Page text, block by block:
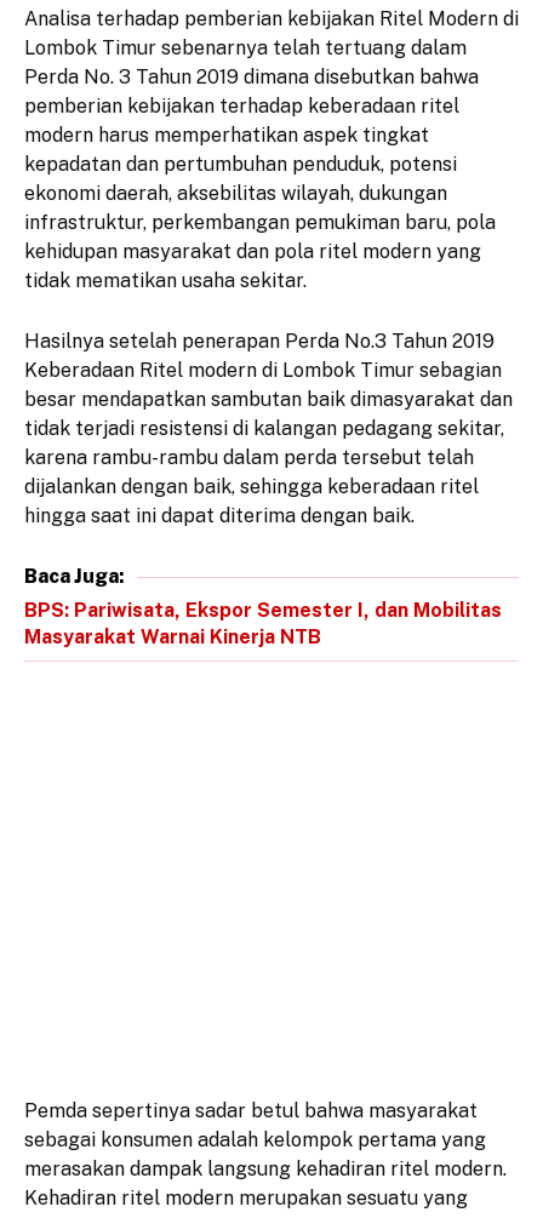
Analisa terhadap pemberian kebijakan Ritel Modern di
Lombok Timur sebenarnya telah tertuang dalam
Perda No. 3 Tahun 2019 dimana disebutkan bahwa
pemberian kebijakan terhadap keberadaan ritel
modern harus memperhatikan aspek tingkat
kepadatan dan pertumbuhan penduduk, potensi
ekonomi daerah, aksebilitas wilayah, dukungan
infrastruktur, perkembangan pemukiman baru, pola
kehidupan masyarakat dan pola ritel modern yang
tidak mematikan usaha sekitar.
Hasilnya setelah penerapan Perda No.3 Tahun 2019
Keberadaan Ritel modern di Lombok Timur sebagian
besar mendapatkan sambutan baik dimasyarakat dan
tidak terjadi resistensi di kalangan pedagang sekitar,
karena rambu-rambu dalam perda tersebut telah
dijalankan dengan baik, sehingga keberadaan ritel
hingga saat ini dapat diterima dengan baik.
Baca Juga:
BPS: Pariwisata, Ekspor Semester I, dan Mobilitas
Masyarakat Warnai Kinerja NTB
Pemda sepertinya sadar betul bahwa masyarakat
sebagai konsumen adalah kelompok pertama yang
merasakan dampak langsung kehadiran ritel modern.
Kehadiran ritel modern merupakan sesuatu yang